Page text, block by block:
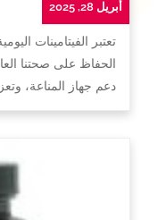
أبريل 28, 2025
تعتبر الفيتامينات
الحفاظ على صحتنا
دعم جهاز المناعة،